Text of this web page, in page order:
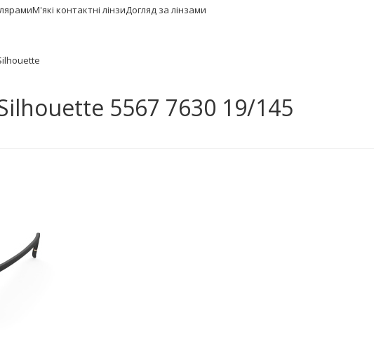
М'які контактні лінзиДогляд за лінзами
5567 7630 19/145